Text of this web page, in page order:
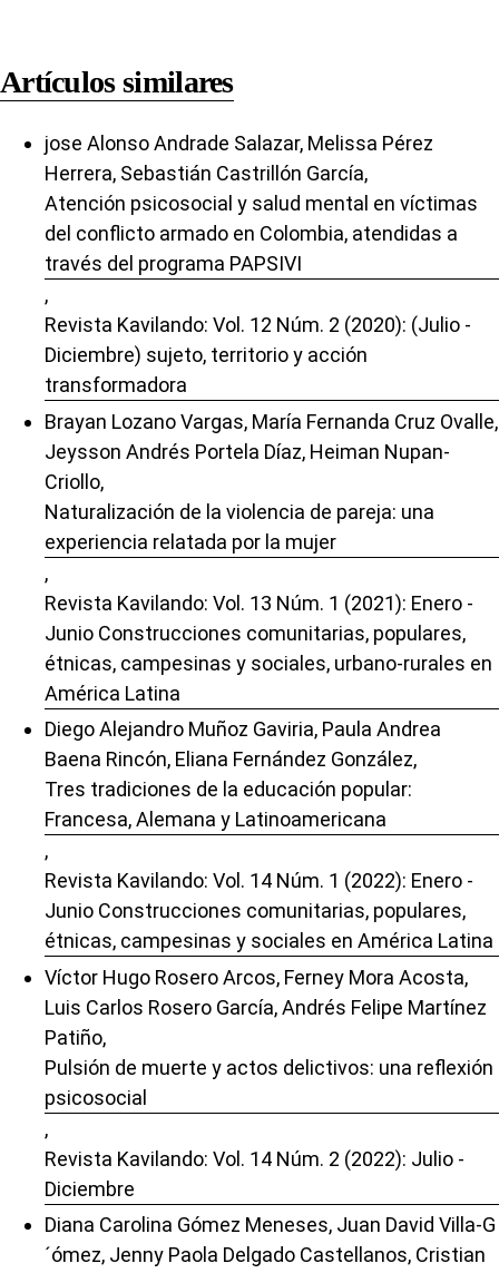
Artículos similares
jose Alonso Andrade Salazar, Melissa Pérez
Herrera, Sebastián Castrillón García,
Atención psicosocial y salud mental en víctimas
del conflicto armado en Colombia, atendidas a
través del programa PAPSIVI
,
Revista Kavilando: Vol. 12 Núm. 2 (2020): (Julio -
Diciembre) sujeto, territorio y acción
transformadora
Brayan Lozano Vargas, María Fernanda Cruz Ovalle,
Jeysson Andrés Portela Díaz, Heiman Nupan-
Criollo,
Naturalización de la violencia de pareja: una
experiencia relatada por la mujer
,
Revista Kavilando: Vol. 13 Núm. 1 (2021): Enero -
Junio Construcciones comunitarias, populares,
étnicas, campesinas y sociales, urbano-rurales en
América Latina
Diego Alejandro Muñoz Gaviria, Paula Andrea
Baena Rincón, Eliana Fernández González,
Tres tradiciones de la educación popular:
Francesa, Alemana y Latinoamericana
,
Revista Kavilando: Vol. 14 Núm. 1 (2022): Enero -
Junio Construcciones comunitarias, populares,
étnicas, campesinas y sociales en América Latina
Víctor Hugo Rosero Arcos, Ferney Mora Acosta,
Luis Carlos Rosero García, Andrés Felipe Martínez
Patiño,
Pulsión de muerte y actos delictivos: una reflexión
psicosocial
,
Revista Kavilando: Vol. 14 Núm. 2 (2022): Julio -
Diciembre
Diana Carolina Gómez Meneses, Juan David Villa-G
´ómez, Jenny Paola Delgado Castellanos, Cristian